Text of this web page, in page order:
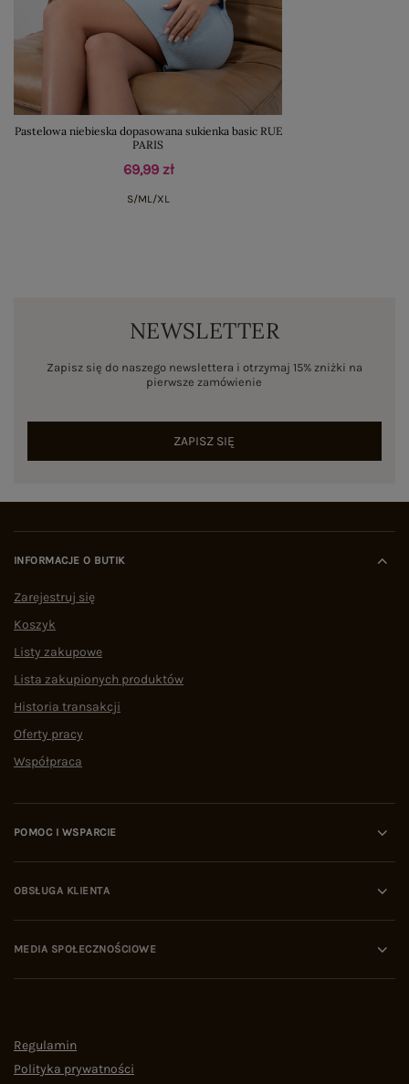
Pastelowa niebieska dopasowana sukienka basic RUE
PARIS
69,99 zł
S/ML/XL
NEWSLETTER
Zapisz się do naszego newslettera i otrzymaj 15% zniżki na
pierwsze zamówienie
ZAPISZ SIĘ
INFORMACJE O BUTIK
Zarejestruj się
Koszyk
Listy zakupowe
Lista zakupionych produktów
Historia transakcji
Oferty pracy
Współpraca
POMOC I WSPARCIE
OBSŁUGA KLIENTA
MEDIA SPOŁECZNOŚCIOWE
Regulamin
Polityka prywatności